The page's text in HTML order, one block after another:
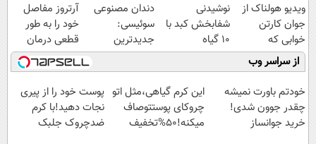
ویدیو هولناک از
جوان کارتن
خوابی که
میلیاردر شد.
آموزش رایگان
نوشیدنی
شفابخش کبد با
10 گیاه
موثر(تخفیف تا
امشب)
دندان مصنوعی
سوئیسی:
جدیدترین
فناوری اروپا،
سبک و مقاوم |
پرداخت قسطی
آرتروز مفاصل
خود را به طور
قطعی درمان
کنید!
◗پرسش‌نامه◖
از سراسر وب
خودتم باورت نمیشه
چقدر جوون شدی!
خرید جوانساز
این کرم گیاهی،مثل اتو
چروکای پوستتوصاف
میکنه!50%تخفیف
پوست خود را از پیری
نجات دهید!با کرم
ضدچروک جلبک